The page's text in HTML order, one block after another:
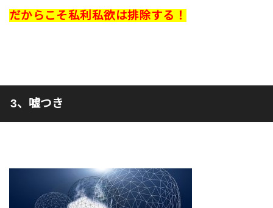
だからこそ私利私欲は排除する！
3、嘘つき